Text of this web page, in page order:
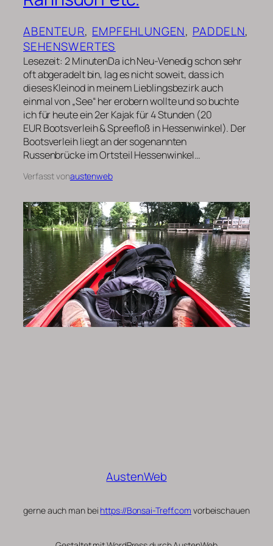
ABENTEUR, EMPFEHLUNGEN, PADDELN
SEHENSWERTES
Lesezeit: 2 MinutenDa ich Neu-Venedig schon sehr
oft abgeradelt bin, lag es nicht soweit, dass ich
dieses Kleinod in meinem Lieblingsbezirk auch
einmal von „See“ her erobern wollte und so buchte
ich für heute ein 2er Kajak für 4 Stunden (20
EUR Bootsverleih & Spreefloß in Hessenwinkel). Der
Bootsverleih liegt an der sogenannten
Russenbrücke im Ortsteil Hessenwinkel…
Verfasst vonaustenweb
AustenWeb
gerne auch man bei https://Bonsai-Treff.com vorbeischauen